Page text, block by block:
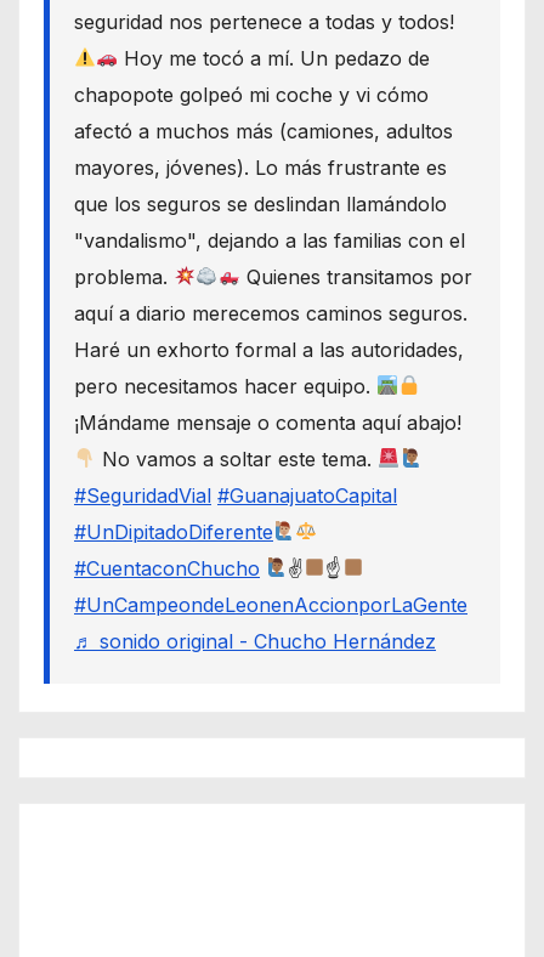
seguridad nos pertenece a todas y todos!
Hoy me tocó a mí. Un pedazo de
chapopote golpeó mi coche y vi cómo
afectó a muchos más (camiones, adultos
mayores, jóvenes). Lo más frustrante es
que los seguros se deslindan llamándolo
"vandalismo", dejando a las familias con el
problema.
Quienes transitamos por
aquí a diario merecemos caminos seguros.
Haré un exhorto formal a las autoridades,
pero necesitamos hacer equipo.
¡Mándame mensaje o comenta aquí abajo!
No vamos a soltar este tema.
#SeguridadVial #GuanajuatoCapital
#UnDipitadoDiferente
#CuentaconChucho
✌
☝
#UnCampeondeLeonenAccionporLaGente
♬ sonido original - Chucho Hernández